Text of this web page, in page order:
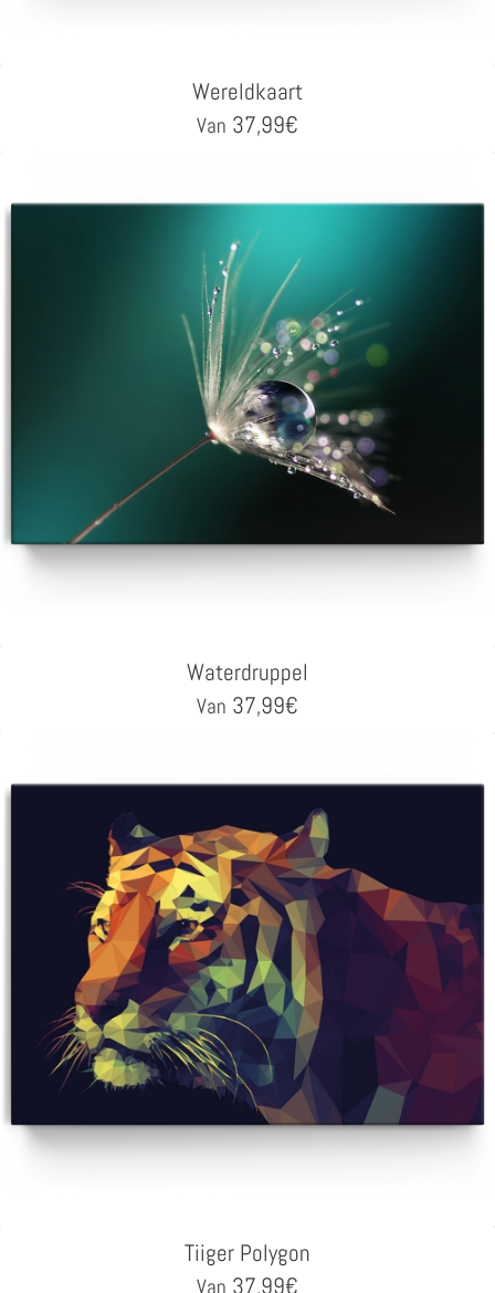
Wereldkaart
Van 37,99€
Waterdruppel
Van 37,99€
Tiiger Polygon
Van 37,99€